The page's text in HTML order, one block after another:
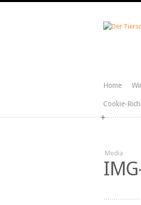
Home
Cookie-
Media